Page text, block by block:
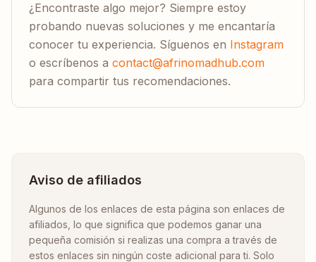
¿Encontraste algo mejor? Siempre estoy
probando nuevas soluciones y me encantaría
conocer tu experiencia. Síguenos en Instagram
o escríbenos a contact@afrinomadhub.com
para compartir tus recomendaciones.
Aviso de afiliados
Algunos de los enlaces de esta página son enlaces de
afiliados, lo que significa que podemos ganar una
pequeña comisión si realizas una compra a través de
estos enlaces sin ningún coste adicional para ti. Solo